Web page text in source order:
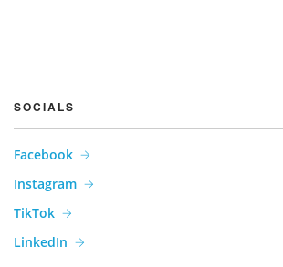
SOCIALS
Facebook
Instagram
TikTok
LinkedIn